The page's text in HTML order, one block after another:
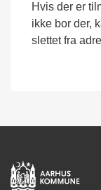
Hvis der er
ikke bor der,
slettet fra